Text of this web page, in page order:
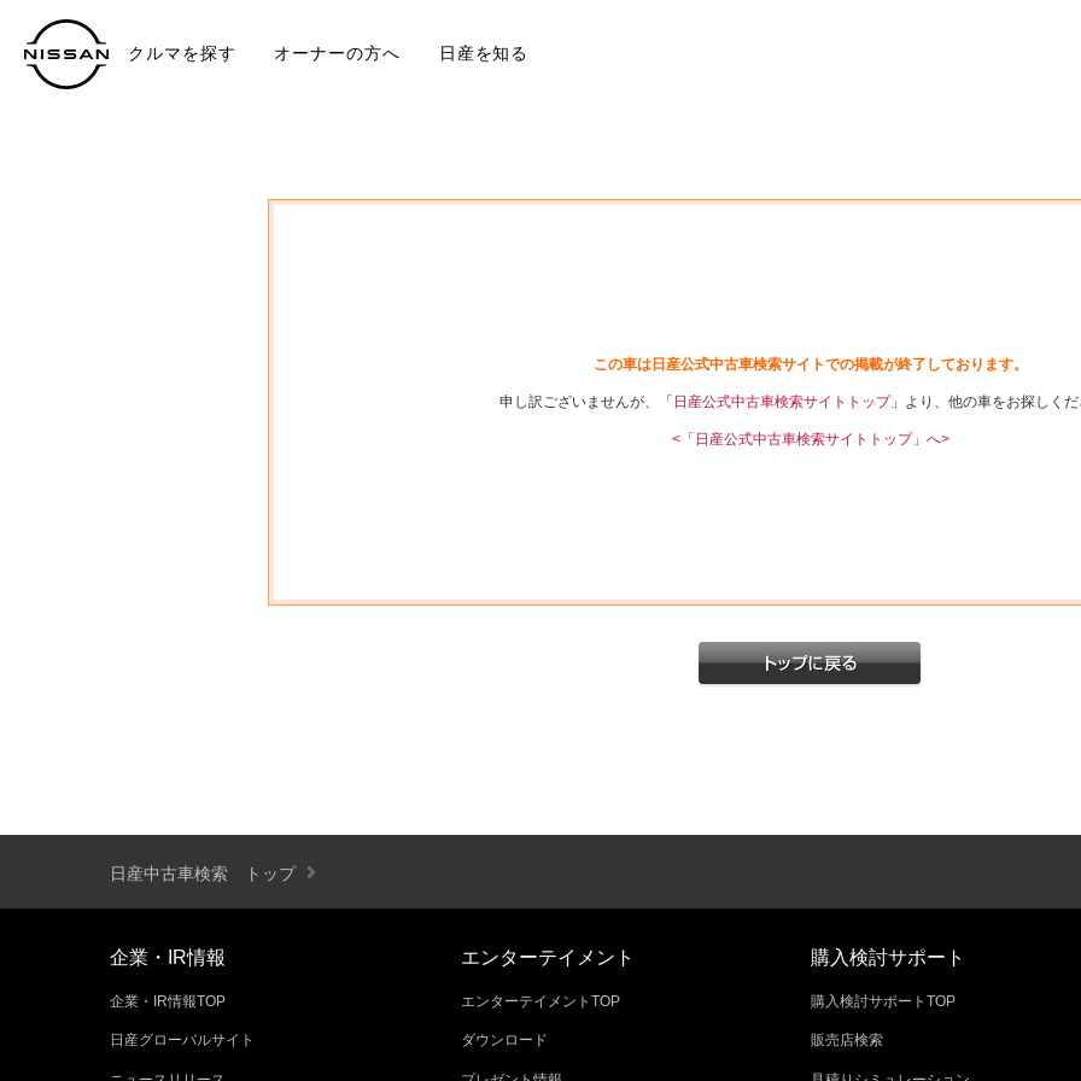
クルマを探す オーナーの方へ 日産を知る
この車は日産公式中古車検索サイトでの掲載が終了しております。
申し訳ございませんが、「 日産公式中古車検索サイトトップ」より、他の車をお探しくだ
<「日産公式中古車検索サイトトップ」へ>
日産中古車検索 トップ
企業・IR情報
企業・IR情報TOP
日産グローバルサイト
エンターテイメント
エンターテイメントTOP
ダウンロード
購入検討サポート
購入検討サポートTOP
販売店検索